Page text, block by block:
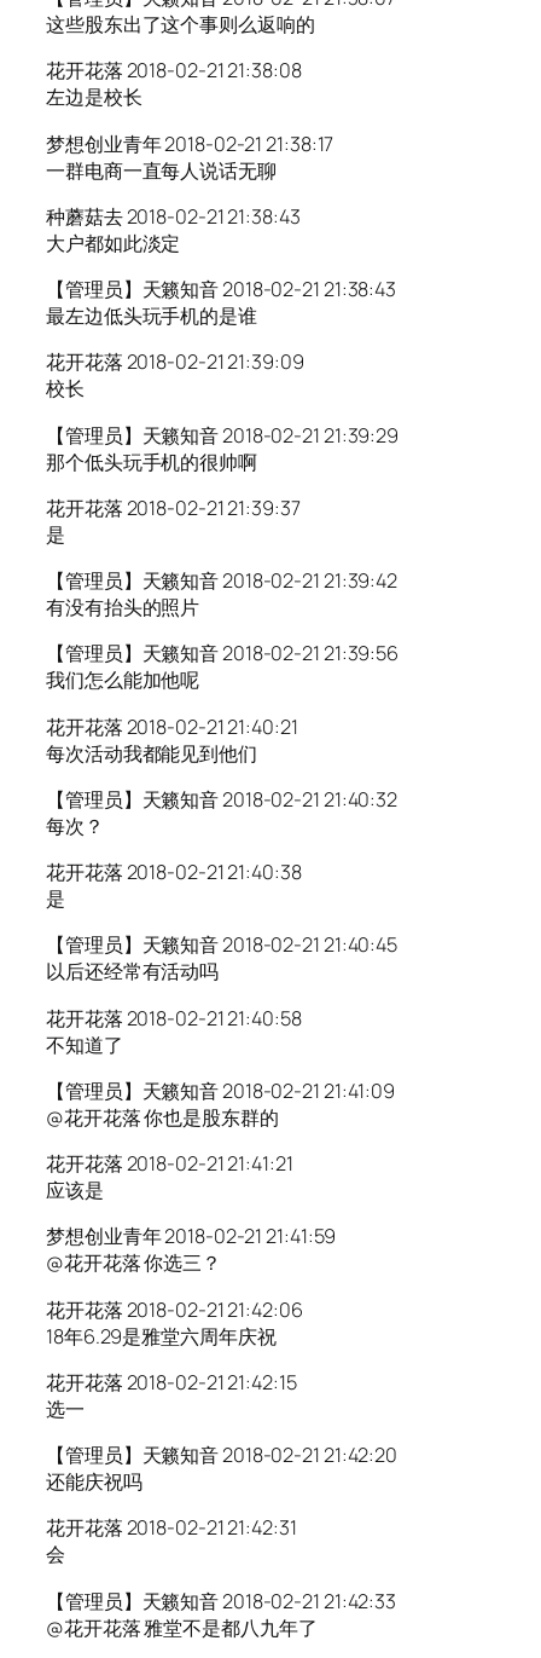
这些股东出了这个事则么返响的
花开花落 2018-02-21 21:38:08
左边是校长
梦想创业青年 2018-02-21 21:38:17
一群电商一直每人说话无聊
种蘑菇去 2018-02-21 21:38:43
大户都如此淡定
【管理员】天籁知音 2018-02-21 21:38:43
最左边低头玩手机的是谁
花开花落 2018-02-21 21:39:09
校长
【管理员】天籁知音 2018-02-21 21:39:29
那个低头玩手机的很帅啊
花开花落 2018-02-21 21:39:37
是
【管理员】天籁知音 2018-02-21 21:39:42
有没有抬头的照片
【管理员】天籁知音 2018-02-21 21:39:56
我们怎么能加他呢
花开花落 2018-02-21 21:40:21
每次活动我都能见到他们
【管理员】天籁知音 2018-02-21 21:40:32
每次？
花开花落 2018-02-21 21:40:38
是
【管理员】天籁知音 2018-02-21 21:40:45
以后还经常有活动吗
花开花落 2018-02-21 21:40:58
不知道了
【管理员】天籁知音 2018-02-21 21:41:09
@花开花落 你也是股东群的
花开花落 2018-02-21 21:41:21
应该是
梦想创业青年 2018-02-21 21:41:59
@花开花落 你选三？
花开花落 2018-02-21 21:42:06
18年6.29是雅堂六周年庆祝
花开花落 2018-02-21 21:42:15
选一
【管理员】天籁知音 2018-02-21 21:42:20
还能庆祝吗
花开花落 2018-02-21 21:42:31
会
【管理员】天籁知音 2018-02-21 21:42:33
@花开花落 雅堂不是都八九年了